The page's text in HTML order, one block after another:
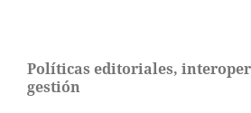
Políticas editoriales,
gestión